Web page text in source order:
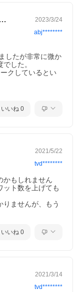
… 2023/3/24
abj********
したが非常に微か
した。
クしているとい
いいね 0
2021/5/22
tvd********
かもしれません
ット数を上げても
ませんが、もう
いいね 0
2021/3/14
tvd********